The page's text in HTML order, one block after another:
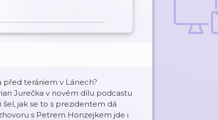
teráriiem v Lánech?
Jurečka v novém dílu podcastu
šel, jak se to s prezidentem dá
s Petrem Honzejkem jde i